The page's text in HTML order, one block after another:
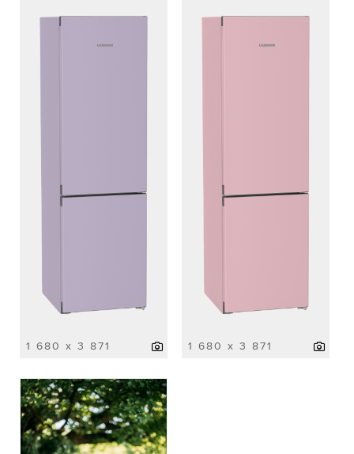
1 680 x 3 871 1 680 x 3 871